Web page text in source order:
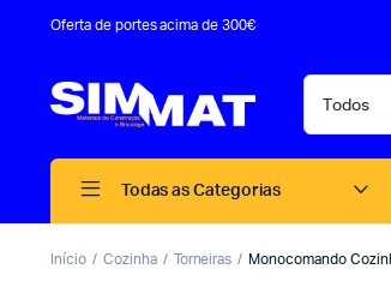
Oferta de portes acima de 300€
Todas as Categorias
Início Cozinha Torneiras Monocomando